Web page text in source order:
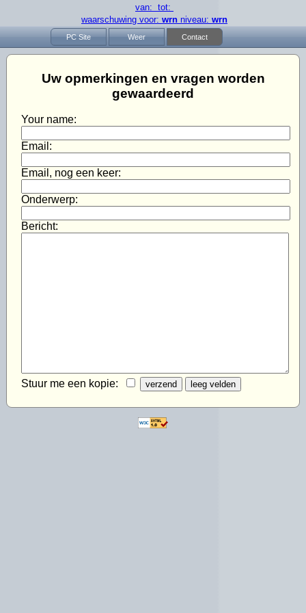
van: tot:
waarschuwing voor: wrn niveau: wrn
PC Site Weer Contact
Uw opmerkingen en vragen worden
gewaardeerd
Your name:
Email:
Email, nog een keer:
Onderwerp:
Bericht:
Stuur me een kopie: